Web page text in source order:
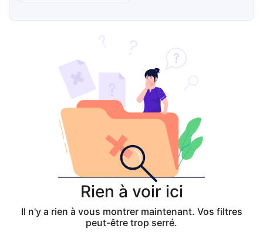
Rien à voir ici
Il n'y a rien à vous montrer maintenant. Vos filtres
peut-être trop serré.